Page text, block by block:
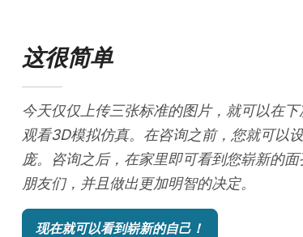
这很简单
今天仅仅上传三张标准的图片，就可以在下
观看3D模拟仿真。在咨询之前，您就可以
庞。咨询之后，在家里即可看到您崭新的
朋友们，并且做出更加明智的决定。
现在就可以看到崭新的自己！